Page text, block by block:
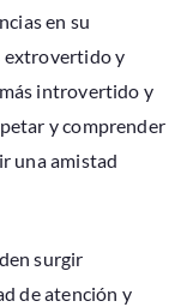
en su
extrovertido y
introvertido y
y comprender
una amistad
surgir
de atención y